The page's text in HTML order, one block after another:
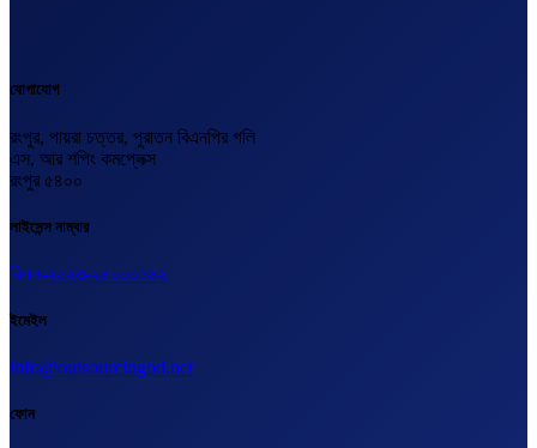
যোগাযোগ
রংপুর, পায়রা চত্তর, পুরাতন বিএনপির গলি
এস, আর শপিং কমপ্লেক্স
রংপুর ৫৪০০
লাইসেন্স নাম্বার
বিএল-২০২৩-২৪০০০১৬২
ইমেইল
info@outsourcingbd.net
ফোন